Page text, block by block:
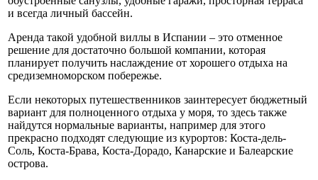
и всегда личный бассейн.
Аренда такой удобной виллы в Испании – это отменное
решение для достаточно большой компании, которая
планирует получить наслаждение от хорошего отдыха на
средиземноморском побережье.
Если некоторых путешественников заинтересует бюджетный
вариант для полноценного отдыха у моря, то здесь также
найдутся нормальные варианты, например для этого
прекрасно подходят следующие из курортов: Коста-дель-
Соль, Коста-Брава, Коста-Дорадо, Канарские и Балеарские
острова.